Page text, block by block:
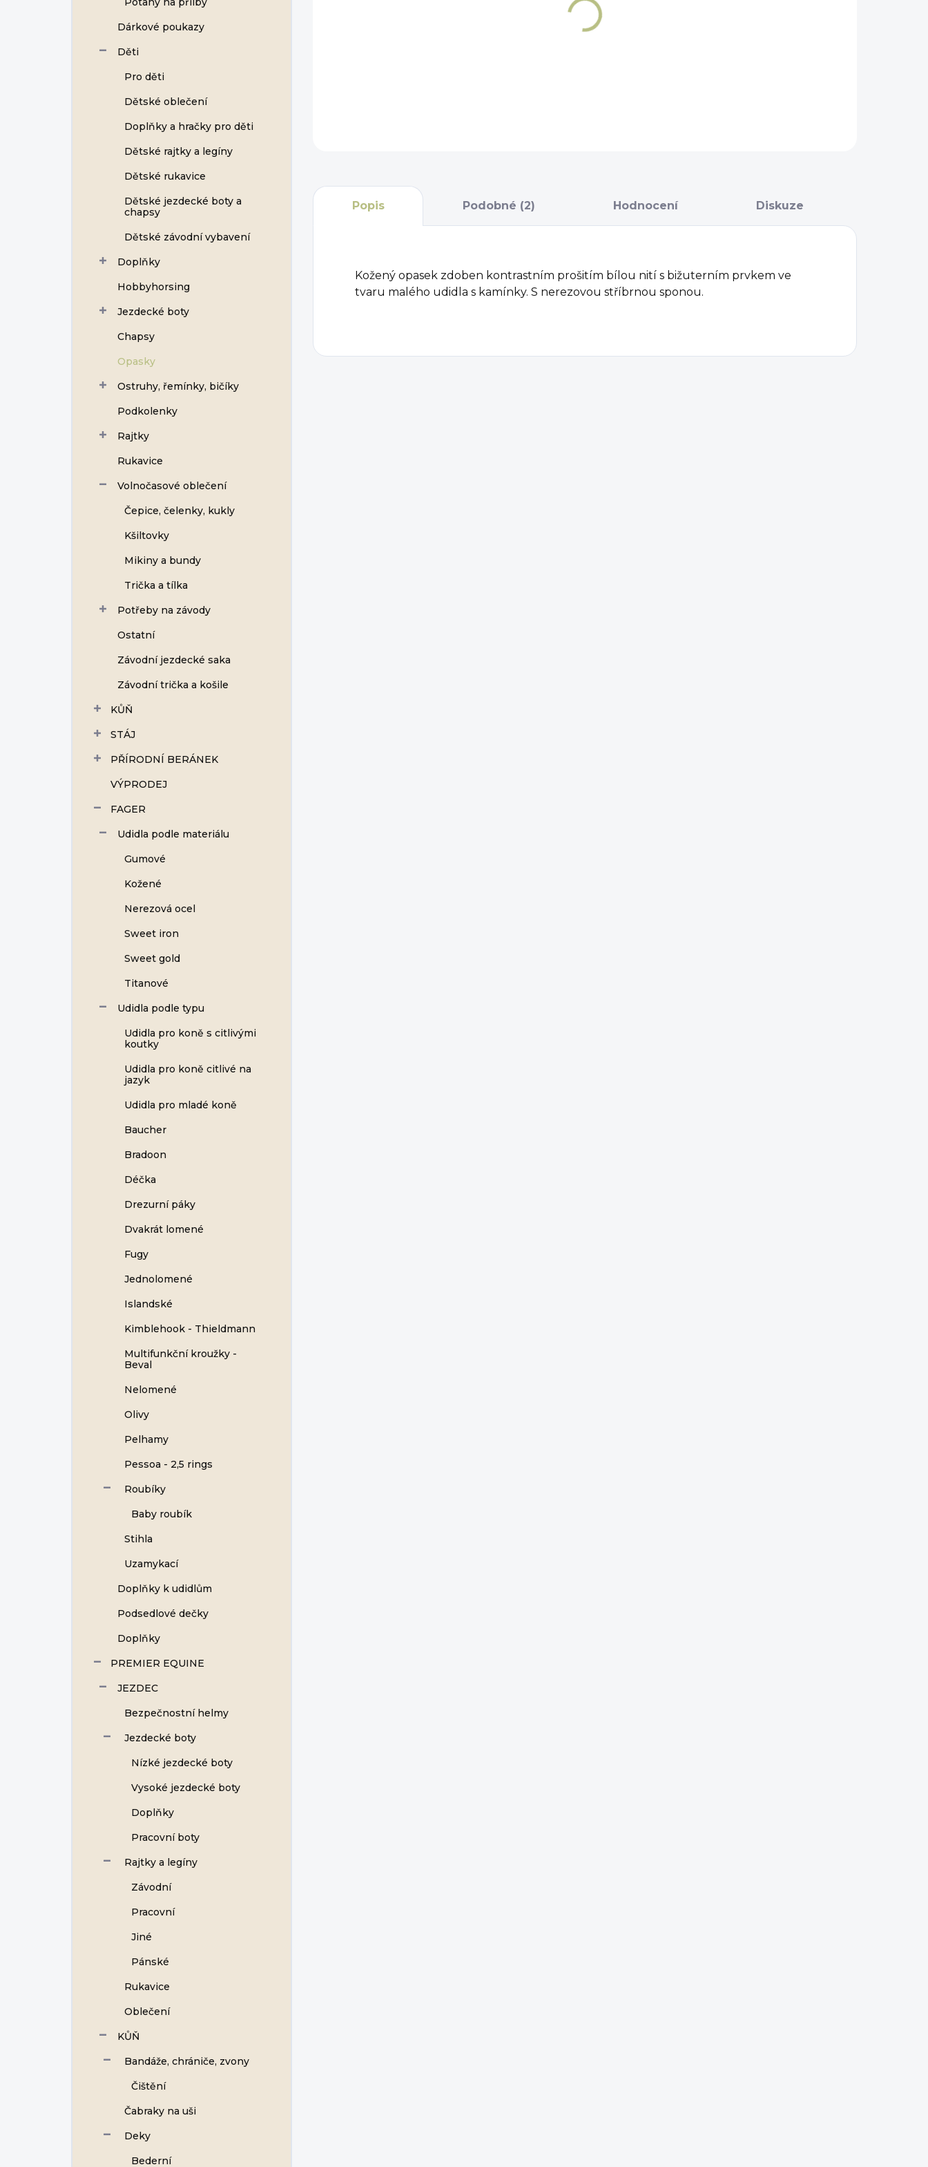
Dárkové poukazy
Děti
Pro děti
Dětské oblečení
Doplňky a hračky pro děti
Dětské rajtky a legíny
Dětské rukavice
Dětské jezdecké boty a
chapsy
Dětské závodní vybavení
Doplňky
Hobbyhorsing
Jezdecké boty
Chapsy
Opasky
Ostruhy, řemínky, bičíky
Podkolenky
Rajtky
Rukavice
Volnočasové oblečení
Čepice, čelenky, kukly
Kšiltovky
Mikiny a bundy
Trička a tílka
Potřeby na závody
Ostatní
Závodní jezdecké saka
Závodní trička a košile
KŮŇ
STÁJ
PŘÍRODNÍ BERÁNEK
VÝPRODEJ
FAGER
Udidla podle materiálu
Gumové
Kožené
Nerezová ocel
Sweet iron
Sweet gold
Titanové
Udidla podle typu
Udidla pro koně s citlivými
koutky
Udidla pro koně citlivé na
jazyk
Udidla pro mladé koně
Baucher
Bradoon
Déčka
Drezurní páky
Dvakrát lomené
Fugy
Jednolomené
Islandské
Kimblehook - Thieldmann
Multifunkční kroužky -
Beval
Nelomené
Olivy
Pelhamy
Pessoa - 2,5 rings
Roubíky
Baby roubík
Stihla
Uzamykací
Doplňky k udidlům
Podsedlové dečky
Doplňky
PREMIER EQUINE
JEZDEC
Bezpečnostní helmy
Jezdecké boty
Nízké jezdecké boty
Vysoké jezdecké boty
Doplňky
Pracovní boty
Rajtky a legíny
Závodní
Pracovní
Jiné
Pánské
Rukavice
Oblečení
KŮŇ
Bandáže, chrániče, zvony
Čištění
Čabraky na uši
Deky
Bederní
Popis Podobné (2) Hodnocení Diskuze
Kožený opasek zdoben kontrastním prošitím bílou nití s bižuterním prvkem ve
tvaru malého udidla s kamínky. S nerezovou stříbrnou sponou.